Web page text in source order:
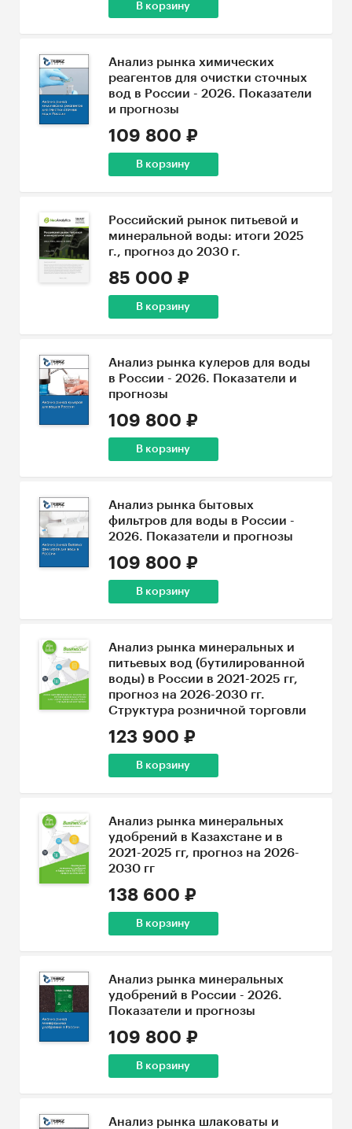
В корзину
Анализ рынка химических
реагентов для очистки сточных
вод в России - 2026. Показатели
и прогнозы
109 800 ₽
В корзину
Российский рынок питьевой и
минеральной воды: итоги 2025
г., прогноз до 2030 г.
85 000 ₽
В корзину
Анализ рынка кулеров для воды
в России - 2026. Показатели и
прогнозы
109 800 ₽
В корзину
Анализ рынка бытовых
фильтров для воды в России -
2026. Показатели и прогнозы
109 800 ₽
В корзину
Анализ рынка минеральных и
питьевых вод (бутилированной
воды) в России в 2021-2025 гг,
прогноз на 2026-2030 гг.
Структура розничной торговли
123 900 ₽
В корзину
Анализ рынка минеральных
удобрений в Казахстане и в
2021-2025 гг, прогноз на 2026-
2030 гг
138 600 ₽
В корзину
Анализ рынка минеральных
удобрений в России - 2026.
Показатели и прогнозы
109 800 ₽
В корзину
Анализ рынка шлаковаты и